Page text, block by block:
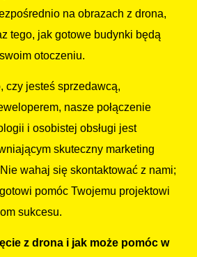
na obrazach z drona,
tego, jak gotowe budynki będą
otoczeniu.
czy jesteś sprzedawcą,
nasze połączenie
i osobistej obsługi jest
skuteczny marketing
wahaj się skontaktować z nami;
pomóc Twojemu projektowi
sukcesu.
z drona i jak może pomóc w